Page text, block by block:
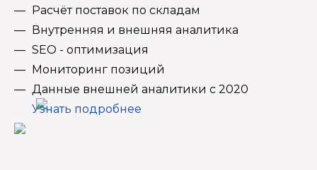
Расчёт поставок по складам
Внутренняя и внешняя аналитика
SEO - оптимизация
Мониторинг позиций
Данные внешней аналитики с 2020
Узнать подробнее